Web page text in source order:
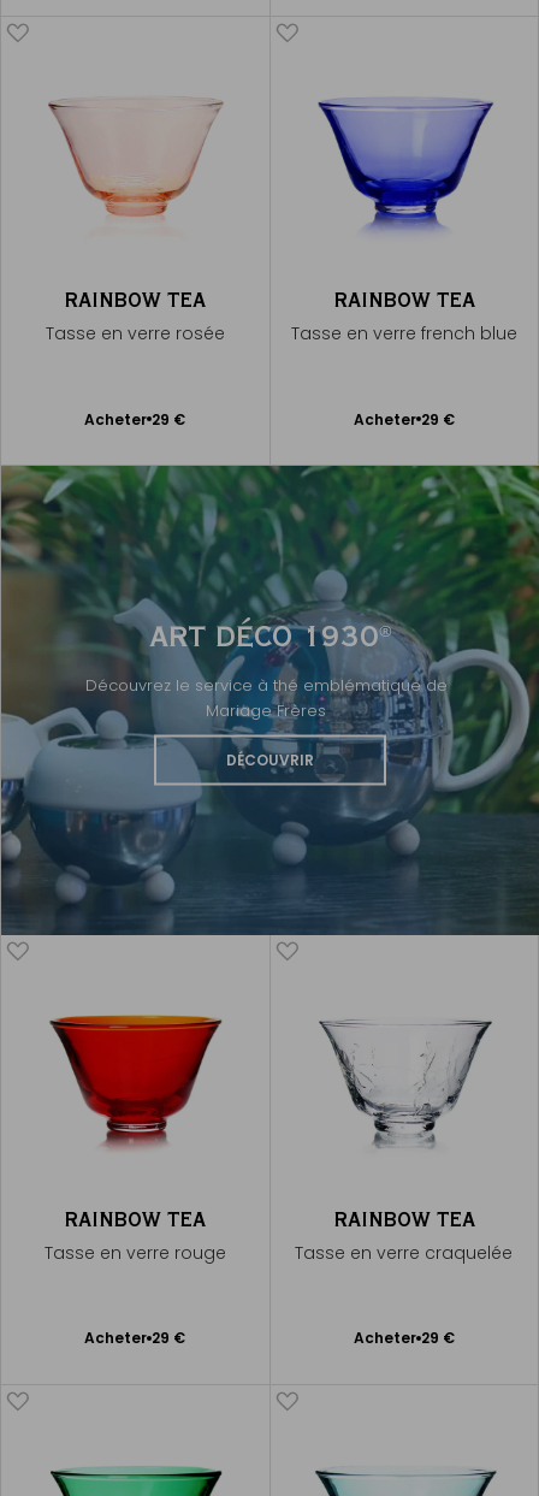
RAINBOW TEA
Tasse en verre rosée
Acheter 29 €
Ajouter
panier
RAINBOW TEA
Tasse en verre french blue
Acheter 29 €
Ajouter
panier
ART DÉCO 1930®
Découvrez le service à thé emblématique de
Mariage Frères
DÉCOUVRIR
RAINBOW TEA
Tasse en verre rouge
Acheter 29 €
Ajouter
RAINBOW TEA
Tasse en verre craquelée
Acheter 29 €
Ajouter